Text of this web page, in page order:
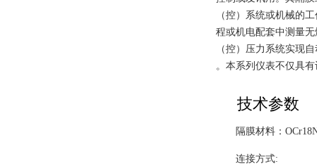
（控）系统或机械的
程或机电配套中测量
（控）压力系统实现
。 本系列仪表不仅具
技术参数
隔膜材料：
连接方式: